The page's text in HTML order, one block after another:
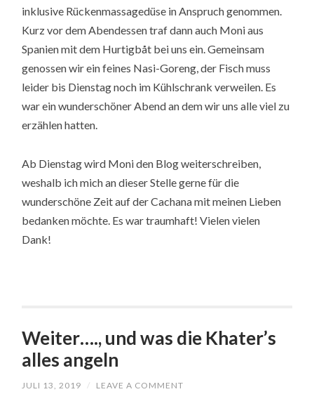
inklusive Rückenmassagedüse in Anspruch genommen.
Kurz vor dem Abendessen traf dann auch Moni aus
Spanien mit dem Hurtigbåt bei uns ein. Gemeinsam
genossen wir ein feines Nasi-Goreng, der Fisch muss
leider bis Dienstag noch im Kühlschrank verweilen. Es
war ein wunderschöner Abend an dem wir uns alle viel zu
erzählen hatten.
Ab Dienstag wird Moni den Blog weiterschreiben,
weshalb ich mich an dieser Stelle gerne für die
wunderschöne Zeit auf der Cachana mit meinen Lieben
bedanken möchte. Es war traumhaft! Vielen vielen
Dank!
Weiter…., und was die Khater’s
alles angeln
JULI 13, 2019 / LEAVE A COMMENT